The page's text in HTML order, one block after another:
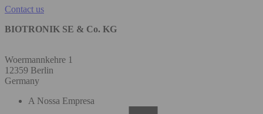
Contact us
BIOTRONIK SE & Co. KG
Woermannkehre 1
12359 Berlin
Germany
A Nossa Empresa